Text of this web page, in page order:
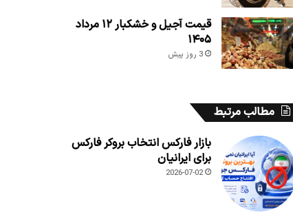
قیمت آجیل و خشکبار ۱۲ مرداد
۱۴۰۵
3 روز پیش
مطالب مرتبط
بازار فارکس انتخاب بروکر فارکس
برای ایرانیان
2026-07-02